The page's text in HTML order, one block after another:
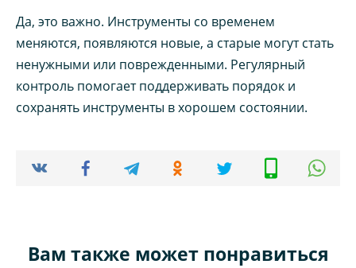
Да, это важно. Инструменты со временем
меняются, появляются новые, а старые могут стать
ненужными или поврежденными. Регулярный
контроль помогает поддерживать порядок и
сохранять инструменты в хорошем состоянии.
Вам также может понравиться